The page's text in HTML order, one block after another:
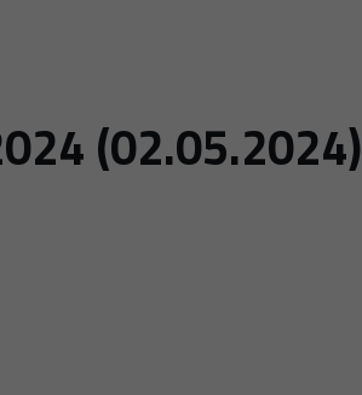
(02.05.2024)